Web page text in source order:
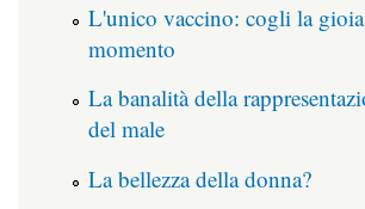
L'unico vaccino: cogli la
momento
La banalità della
del male
La bellezza della donna?